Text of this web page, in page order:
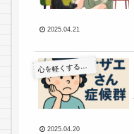
2025.04.21
心
を軽くする考え方
2025.04.20